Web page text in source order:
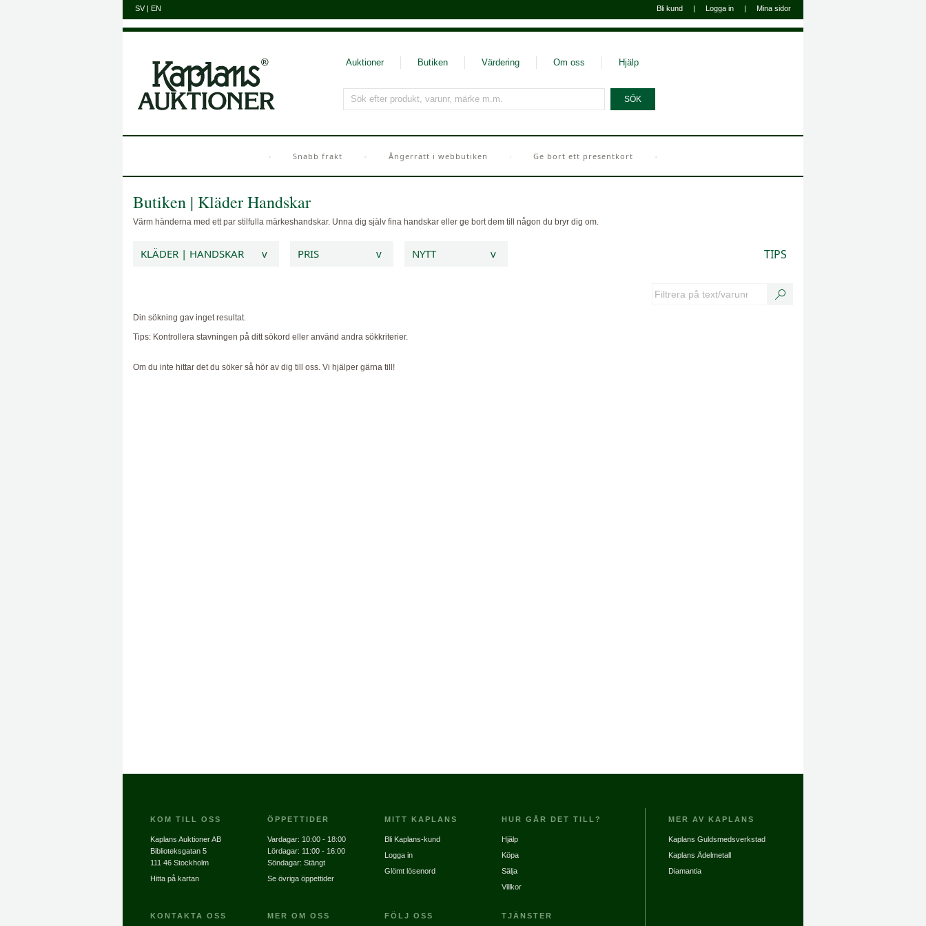
SV| EN Bli kund | Logga in | Mina sidor
Auktioner Butiken Värdering Om oss Hjälp
Sök efter produkt, varunr, märke m.m.
Snabb frakt Ångerrätt i webbutiken Ge bort ett presentkort
Butiken | KläderHandskar
Värm händerna med ett par stilfulla märkeshandskar. Unna dig själv fina handskar eller ge bort dem till någon du bryr dig om.
KLÄDER | HANDSKAR v PRIS v NYTT v TIPS
Din sökning gav inget resultat.
Tips: Kontrollera stavningen på ditt sökord eller använd andra sökkriterier.
Om du inte hittar det du söker så hör av dig till oss. Vi hjälper gärna till!
KOM TILL OSS
Kaplans Auktioner AB
Biblioteksgatan 5
111 46 Stockholm
Hitta på kartan
KONTAKTA OSS
ÖPPETTIDER
Vardagar: 10:00 - 18:00
Lördagar: 11:00 - 16:00
Söndagar: Stängt
Se övriga öppettider
MER OM OSS
MITT KAPLANS
Bli Kaplans-kund
Logga in
Glömt lösenord
FÖLJ OSS
HUR GÅR DET TILL?
Hjälp
Köpa
Sälja
Villkor
TJÄNSTER
MER AV KAPLANS
Kaplans Guldsmedsverkstad
Kaplans Ädelmetall
Diamantia